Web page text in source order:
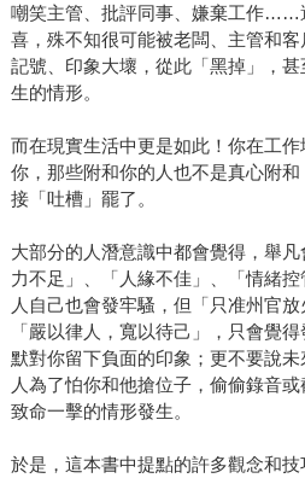
嘲笑主管、批評同事、嫌棄工作……
喜，殊不知很可能被老闆、主管和
記號、印象大壞，從此「黑掉」，
生的情形。
而在現實生活中更是如此！你在工
你，那些附和你的人也不是真心附
接「吐槽」罷了。
大部分的人潛意識中都會覺得，舉
力不足」、「人緣不佳」、「情緒
人自己也會發牢騷，但「只准州官
「嚴以律人，寬以待己」，只會覺
默對你留下負面的印象；更不要說
人為了怕你和他搶位子，偷偷錄音
致命一擊的情形發生。
於是，這本書中提點的許多觀念和